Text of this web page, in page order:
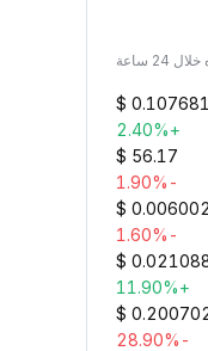
ساعة
$ 0.107681
+2.40%
$ 56.17
-1.90%
$
-1.60%
$
+11.90%
$
-28.90%